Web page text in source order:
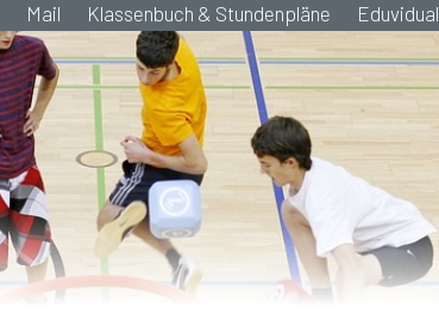
Mail Klassenbuch & Stundenpläne Eduvidual